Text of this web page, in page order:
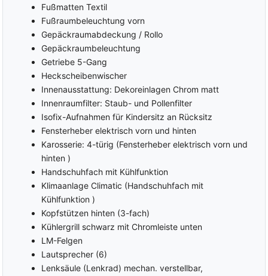
Fußmatten Textil
Fußraumbeleuchtung vorn
Gepäckraumabdeckung / Rollo
Gepäckraumbeleuchtung
Getriebe 5-Gang
Heckscheibenwischer
Innenausstattung: Dekoreinlagen Chrom matt
Innenraumfilter: Staub- und Pollenfilter
Isofix-Aufnahmen für Kindersitz an Rücksitz
Fensterheber elektrisch vorn und hinten
Karosserie: 4-türig (Fensterheber elektrisch vorn und
hinten )
Handschuhfach mit Kühlfunktion
Klimaanlage Climatic (Handschuhfach mit
Kühlfunktion )
Kopfstützen hinten (3-fach)
Kühlergrill schwarz mit Chromleiste unten
LM-Felgen
Lautsprecher (6)
Lenksäule (Lenkrad) mechan. verstellbar,